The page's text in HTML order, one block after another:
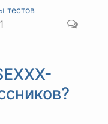
тестов
1